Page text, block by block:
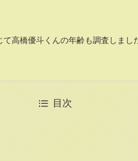
高橋優斗くんの年齢も調査しまし
目次